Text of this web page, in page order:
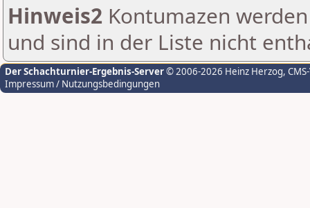
Hinweis2 Kontumazen
und sind in der Liste nicht
Der Schachturnier-Ergebnis-Server© 2006-2026 Heinz Herzog,
Impressum / Nutzungsbedingungen